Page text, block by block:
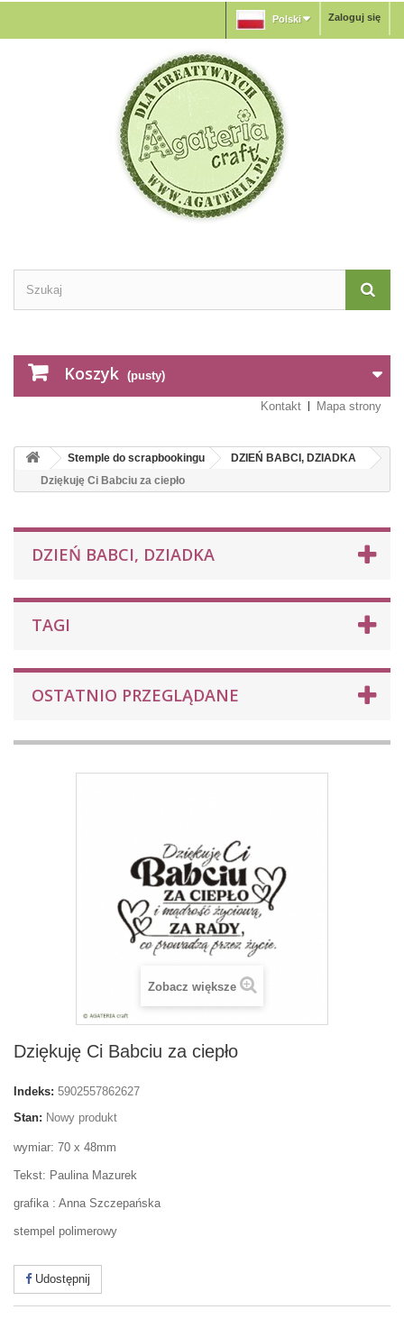
Zaloguj się
Polski
Koszyk (pusty)
Kontakt Mapa strony
Stemple do scrapbookingu
DZIEŃ BABCI, DZIADKA
Dziękuję Ci Babciu za ciepło
DZIEŃ BABCI, DZIADKA
TAGI
OSTATNIO PRZEGLĄDANE
Zobacz większe
Dziękuję Ci Babciu za ciepło
Indeks: 5902557862627
Stan: Nowy produkt
wymiar: 70 x 48mm
Tekst: Paulina Mazurek
grafika : Anna Szczepańska
stempel polimerowy
Udostępnij